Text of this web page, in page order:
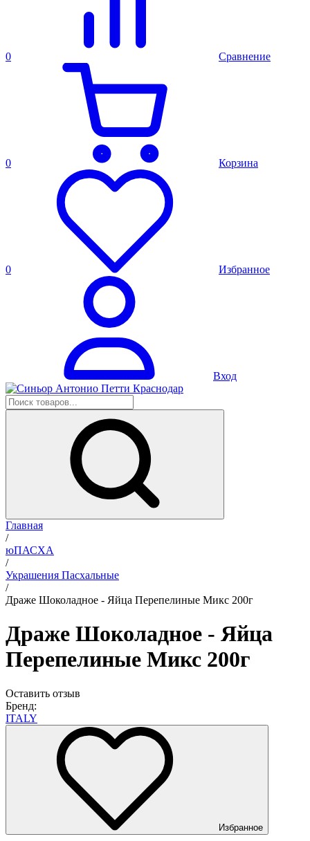
0 Сравнение
0 Корзина
0 Избранное
Вход
Главная
/
юПАСХА
/
Украшения Пасхальные
/
Драже Шоколадное - Яйца Перепелиные Микс 200г
Драже Шоколадное - Яйца
Перепелиные Микс 200г
Оставить отзыв
Бренд:
ITALY
Избранное